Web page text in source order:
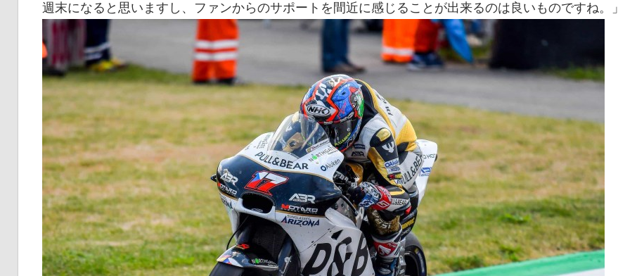
週末になると思いますし、ファンからのサポートを間近に感じることが出来るのは良いものですね。」